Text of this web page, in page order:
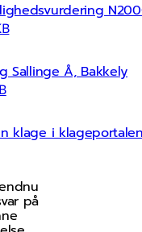
Sallinge Å, Bakkely
klage i klageportalen
på